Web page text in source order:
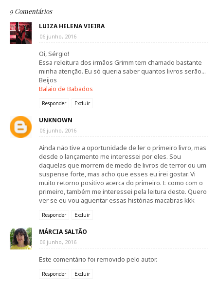
9 Comentários
LUIZA HELENA VIEIRA
06 junho, 2016
Oi, Sérgio!
Essa releitura dos irmãos Grimm tem chamado bastante
minha atenção. Eu só queria saber quantos livros serão...
Beijos
Balaio de Babados
Responder Excluir
UNKNOWN
06 junho, 2016
Ainda não tive a oportunidade de ler o primeiro livro, mas
desde o lançamento me interessei por eles. Sou
daquelas que morrem de medo de livros de terror ou um
suspense forte, mas acho que esses eu irei gostar. Vi
muito retorno positivo acerca do primeiro. E como com o
primeiro, também me interessei pela leitura deste. Quero
ver se eu vou aguentar essas histórias macabras kkk
Responder Excluir
MÁRCIA SALTÃO
06 junho, 2016
Este comentário foi removido pelo autor.
Responder Excluir